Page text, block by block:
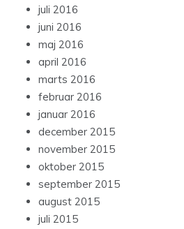
juli 2016
juni 2016
maj 2016
april 2016
marts 2016
februar 2016
januar 2016
december 2015
november 2015
oktober 2015
september 2015
august 2015
juli 2015